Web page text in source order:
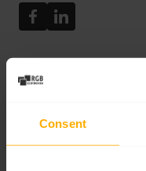
Consent
FacebookLinkedin
Articles récents
ACTUALITÉS